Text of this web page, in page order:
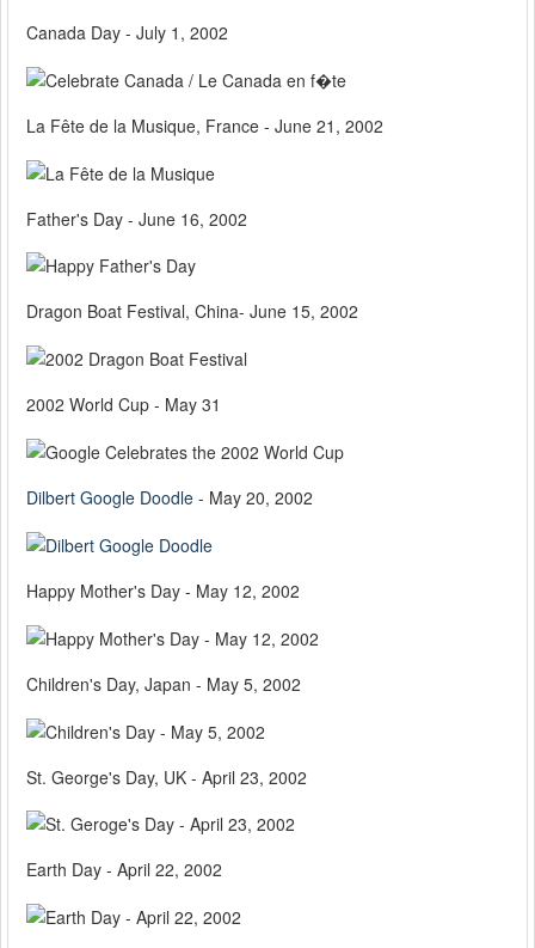
Canada Day - July 1, 2002
La Fête de la Musique, France - June 21, 2002
Father's Day - June 16, 2002
Dragon Boat Festival, China- June 15, 2002
2002 World Cup - May 31
Dilbert Google Doodle - May 20, 2002
Happy Mother's Day - May 12, 2002
Children's Day, Japan - May 5, 2002
St. George's Day, UK - April 23, 2002
Earth Day - April 22, 2002